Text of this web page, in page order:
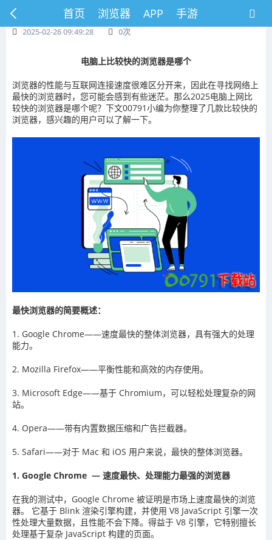
首页 浏览器 APP 手游
2025-02-26 09:49:28 0次
电脑上比较快的浏览器是哪个
浏览器的性能与互联网连接速度很难区分开来，因此在寻找网络上
最快的浏览器时，您可能会感到有些迷茫。那么2025电脑上网比
较快的浏览器是哪个呢？下文00791小编为你整理了几款比较快的
浏览器，感兴趣的用户可以了解一下。
最快浏览器的简要概述：
1. Google Chrome——速度最快的整体浏览器，具有强大的处理
能力。
2. Mozilla Firefox——平衡性能和高效的内存使用。
3. Microsoft Edge——基于 Chromium，可以轻松处理复杂的网
站。
4. Opera——带有内置数据压缩和广告拦截器。
5. Safari——对于 Mac 和 iOS 用户来说，最快的整体浏览器。
1. Google Chrome — 速度最快、处理能力最强的浏览器
在我的测试中，Google Chrome 被证明是市场上速度最快的浏览
器。 它基于 Blink 渲染引擎构建，并使用 V8 JavaScript 引擎一次
性处理大量数据，且性能不会下降。得益于 V8 引擎，它特别擅长
处理基于复杂 JavaScript 构建的页面。